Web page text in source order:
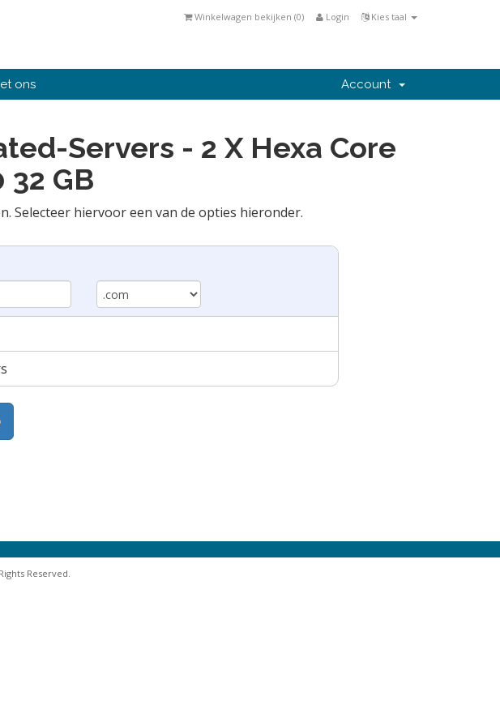
Kies taal
Login
Winkelwagen bekijken (0)
ons Account
Servers - 2 X Hexa Core
32 GB
Selecteer hiervoor een van de opties hieronder.
Reserved.